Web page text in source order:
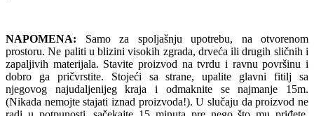
NAPOMENA: Samo za spoljašnju upotrebu, na otvorenom
prostoru. Ne paliti u blizini visokih zgrada, drveća ili drugih sličnih i
zapaljivih materijala. Stavite proizvod na tvrdu i ravnu površinu i
dobro ga pričvrstite. Stojeći sa strane, upalite glavni fitilj sa
njegovog najudaljenijeg kraja i odmaknite se najmanje 15m.
(Nikada nemojte stajati iznad proizvoda!). U slučaju da proizvod ne